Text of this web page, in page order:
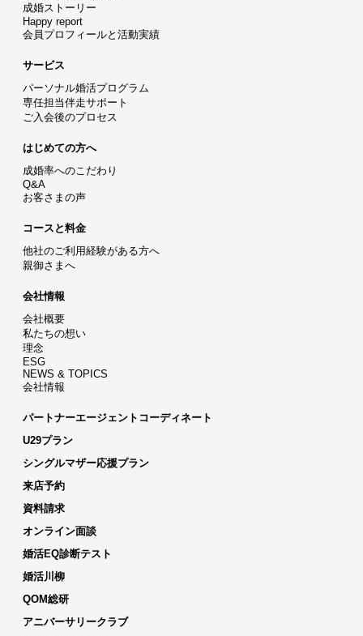
成婚ストーリー
Happy report
会員プロフィールと活動実績
サービス
パーソナル婚活プログラム
専任担当伴走サポート
ご入会後のプロセス
はじめての方へ
成婚率へのこだわり
Q&A
お客さまの声
コースと料金
他社のご利用経験がある方へ
親御さまへ
会社情報
会社概要
私たちの想い
理念
ESG
NEWS & TOPICS
会社情報
パートナーエージェントコーディネート
U29プラン
シングルマザー応援プラン
来店予約
資料請求
オンライン面談
婚活EQ診断テスト
婚活川柳
QOM総研
アニバーサリークラブ